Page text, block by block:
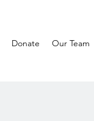
Donate Our Team